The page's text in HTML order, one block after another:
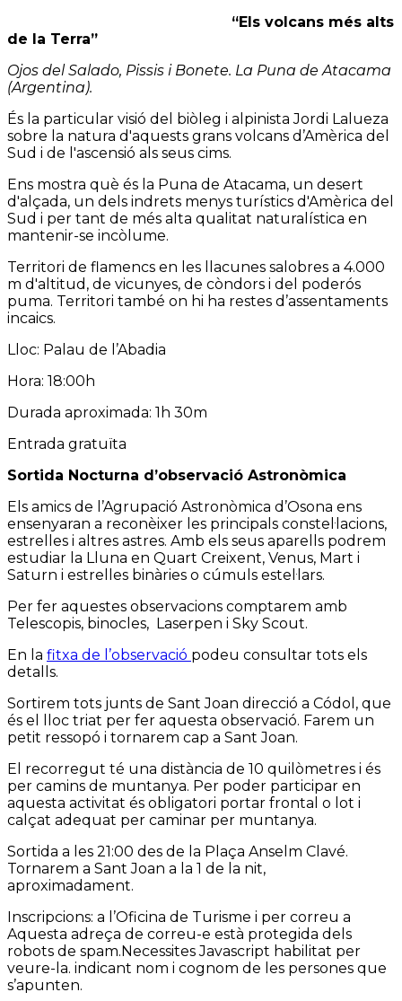
“Els volcans més alts
de la Terra”
Ojos del Salado, Pissis i Bonete. La Puna de Atacama
(Argentina).
És la particular visió del biòleg i alpinista Jordi Lalueza
sobre la natura d'aquests grans volcans d’Amèrica del
Sud i de l'ascensió als seus cims.
Ens mostra què és la Puna de Atacama, un desert
d'alçada, un dels indrets menys turístics d'Amèrica del
Sud i per tant de més alta qualitat naturalística en
mantenir-se incòlume.
Territori de flamencs en les llacunes salobres a 4.000
m d'altitud, de vicunyes, de còndors i del poderós
puma. Territori també on hi ha restes d’assentaments
incaics.
Lloc: Palau de l’Abadia
Hora: 18:00h
Durada aproximada: 1h 30m
Entrada gratuïta
Sortida Nocturna d’observació Astronòmica
Els amics de l’Agrupació Astronòmica d’Osona ens
ensenyaran a reconèixer les principals constel·lacions,
estrelles i altres astres. Amb els seus aparells podrem
estudiar la Lluna en Quart Creixent, Venus, Mart i
Saturn i estrelles binàries o cúmuls estel·lars.
Per fer aquestes observacions comptarem amb
Telescopis, binocles, Laserpen i Sky Scout.
En la fitxa de l’observació podeu consultar tots els
detalls.
Sortirem tots junts de Sant Joan direcció a Códol, que
és el lloc triat per fer aquesta observació. Farem un
petit ressopó i tornarem cap a Sant Joan.
El recorregut té una distància de 10 quilòmetres i és
per camins de muntanya. Per poder participar en
aquesta activitat és obligatori portar frontal o lot i
calçat adequat per caminar per muntanya.
Sortida a les 21:00 des de la Plaça Anselm Clavé.
Tornarem a Sant Joan a la 1 de la nit,
aproximadament.
Inscripcions: a l’Oficina de Turisme i per correu a
Aquesta adreça de correu-e està protegida dels
robots de spam.Necessites Javascript habilitat per
veure-la. indicant nom i cognom de les persones que
s’apunten.